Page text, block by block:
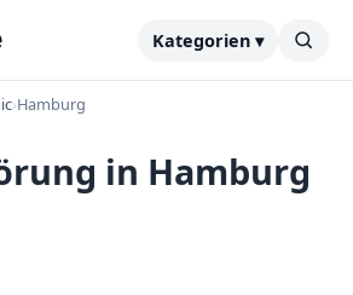
Kategorien ▾
›Hamburg
in Hamburg